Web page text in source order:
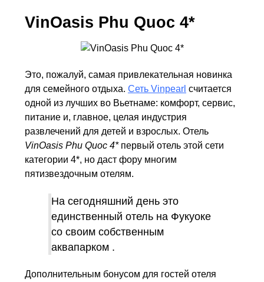
VinOasis Phu Quoc 4*
Это, пожалуй, самая привлекательная новинка
для семейного отдыха. Сеть Vinpearl считается
одной из лучших во Вьетнаме: комфорт, сервис,
питание и, главное, целая индустрия
развлечений для детей и взрослых. Отель
VinOasis Phu Quoc 4*первый отель этой сети
категории 4*, но даст фору многим
пятизвездочным отелям.
На сегодняшний день это
единственный отель на Фукуоке
со своим собственным
аквапарком .
Дополнительным бонусом для гостей отеля